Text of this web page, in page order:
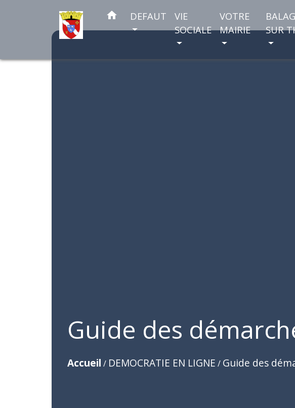
home DEFAUT
VIE
SOCIALE
VOTRE
MAIRIE
SUR
Guide des
Accueil / DEMOCRATIE EN LIGNE / Guide des